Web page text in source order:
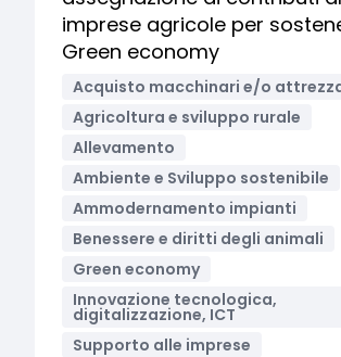
imprese agricole per
Green economy
Acquisto macchinari e/o
Agricoltura e sviluppo rurale
Allevamento
Ambiente e Sviluppo sostenibile
Ammodernamento impianti
Benessere e diritti degli animali
Green economy
Innovazione tecnologica,
digitalizzazione, ICT
Supporto alle imprese